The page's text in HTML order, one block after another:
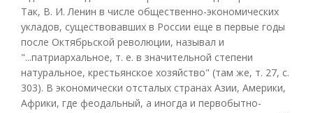
Так, В. И. Ленин в числе общественно-экономических
укладов, существовавших в России еще в первые годы
после Октябрьской революции, называл и
"...патриархальное, т. е. в значительной степени
натуральное, крестьянское хозяйство" (там же, т. 27, с.
303). В экономически отсталых странах Азии, Америки,
Африки, где феодальный, а иногда и первобытно-